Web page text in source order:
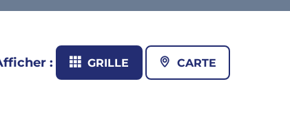
: GRILLE CARTE